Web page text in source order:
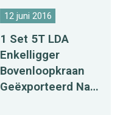
12 juni 2016
1 Set 5T LDA
Enkelligger
Bovenloopkraan
Geëxporteerd Naar